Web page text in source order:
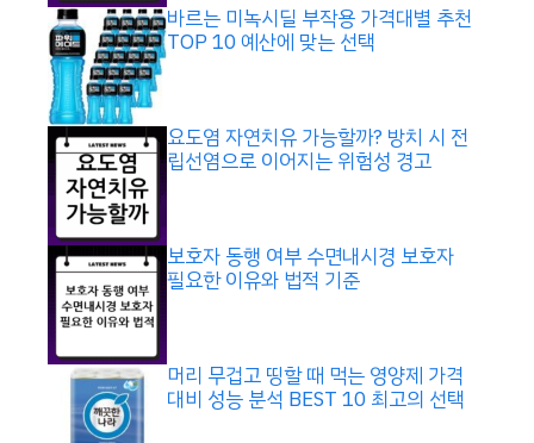
바르는 미녹시딜 부작용 가격대별 추천
TOP 10 예산에 맞는 선택
요도염 자연치유 가능할까? 방치 시 전
립선염으로 이어지는 위험성 경고
보호자 동행 여부 수면내시경 보호자
필요한 이유와 법적 기준
머리 무겁고 띵할 때 먹는 영양제 가격
대비 성능 분석 BEST 10 최고의 선택